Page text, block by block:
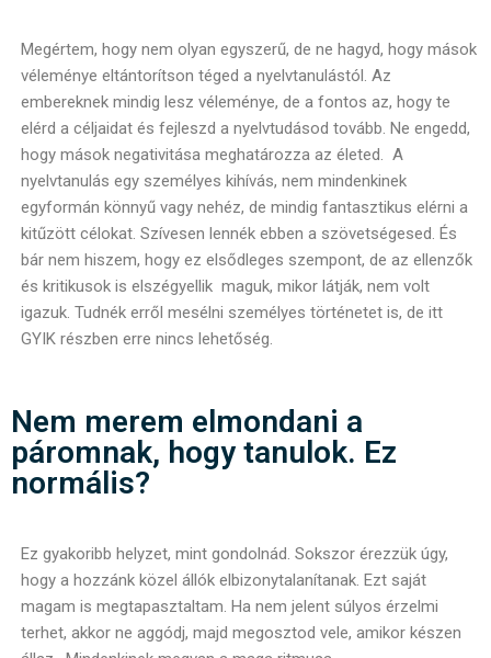
Megértem, hogy nem olyan egyszerű, de ne hagyd, hogy mások
véleménye eltántorítson téged a nyelvtanulástól. Az
embereknek mindig lesz véleménye, de a fontos az, hogy te
elérd a céljaidat és fejleszd a nyelvtudásod tovább. Ne engedd,
hogy mások negativitása meghatározza az életed. A
nyelvtanulás egy személyes kihívás, nem mindenkinek
egyformán könnyű vagy nehéz, de mindig fantasztikus elérni a
kitűzött célokat. Szívesen lennék ebben a szövetségesed. És
bár nem hiszem, hogy ez elsődleges szempont, de az ellenzők
és kritikusok is elszégyellik maguk, mikor látják, nem volt
igazuk. Tudnék erről mesélni személyes történetet is, de itt
GYIK részben erre nincs lehetőség.
Nem merem elmondani a
páromnak, hogy tanulok. Ez
normális?
Ez gyakoribb helyzet, mint gondolnád. Sokszor érezzük úgy,
hogy a hozzánk közel állók elbizonytalanítanak. Ezt saját
magam is megtapasztaltam. Ha nem jelent súlyos érzelmi
terhet, akkor ne aggódj, majd megosztod vele, amikor készen